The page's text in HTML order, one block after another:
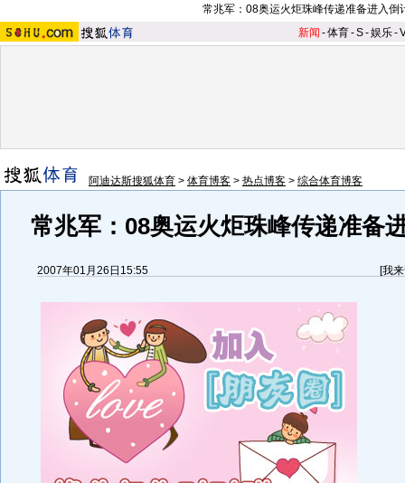
常兆军： 08奥运火炬珠峰传递准备进入倒
新闻 -体育-S-娱乐-
阿迪达斯搜狐体育 > 体育博客 > 热点博客 > 综合体育博客
常兆军： 08奥运火炬珠峰传递准备
2007年01月26日15:55 [我